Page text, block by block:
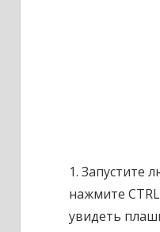
1. Запустите
нажмите
увидеть